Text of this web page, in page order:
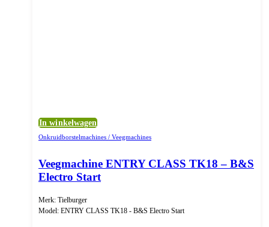
In winkelwagen
Onkruidborstelmachines / Veegmachines
Veegmachine ENTRY CLASS TK18 – B&S
Electro Start
Merk: Tielburger
Model: ENTRY CLASS TK18 - B&S Electro Start